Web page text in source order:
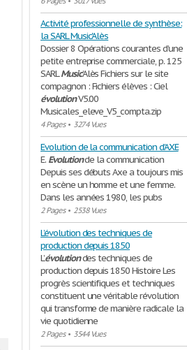
Activité professionnelle de synthèse:
la SARL Music'Alès
Dossier 8 Opérations courantes d’une
petite entreprise commerciale, p. 125
SARLMusic’Alès Fichiers sur le site
compagnon : Fichiers élèves : Ciel
évolutionV5.00
Musicales_eleve_V5_compta.zip
4 Pages• 3274 Vues
Evolution de la communication d'AXE
E. Evolutionde la communication
Depuis ses débuts Axe a toujours mis
en scène un homme et une femme.
Dans les années 1980, les pubs
2 Pages• 2538 Vues
L’évolution des techniques de
production depuis 1850
L’évolutiondes techniques de
production depuis 1850 Histoire Les
progrès scientifiques et techniques
constituent une véritable révolution
qui transforme de manière radicale la
vie quotidienne
2 Pages• 3544 Vues